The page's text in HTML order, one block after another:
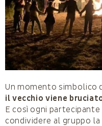
Un momento simbolico
il vecchio viene
E così ogni
condividere al gruppo